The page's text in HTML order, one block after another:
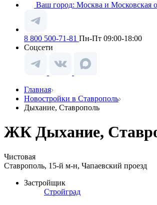
Ваш город: Москва и Московская
8 800 500-71-81 Пн-Пт 09:00-18:00
Соцсети
Главная
Новостройки в Ставрополь
Дыхание, Ставрополь
ЖК Дыхание,
Чистовая
Ставрополь, 15-й м-н, Чапаевский проезд
Застройщик
Стройград